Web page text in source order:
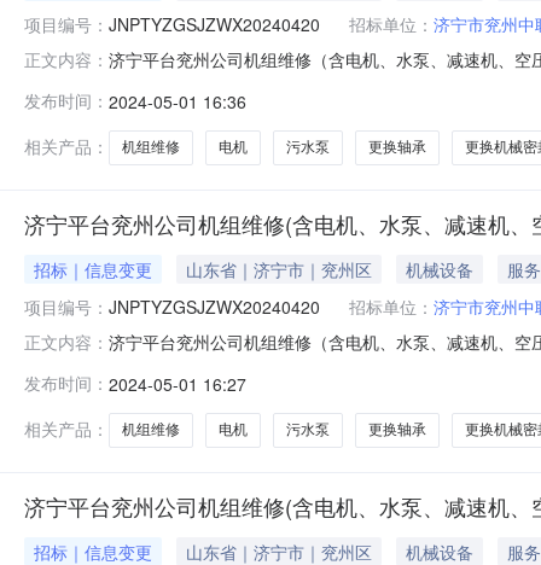
项目编号： JNPTYZGSJZWX20240420 招标单位： 济宁市兖州
正文内容： 济宁平台兖州公司机组维修（含电机、水泵、减速机、
线包125W台6更换轴承（哈尔滨）23124CC/C3W33套
发布时间： 2024-05-01 16:36
相关产品：
机组维修 电机 污水泵 更换轴承 更换机械密
济宁平台兖州公司机组维修(含电机、水泵、减速机、
招标｜信息变更 山东省｜济宁市｜兖州区 机械设备
服务
项目编号： JNPTYZGSJZWX20240420 招标单位： 济宁市兖州
正文内容： 济宁平台兖州公司机组维修（含电机、水泵、减速机、
机、滚筒、减速机维修保养设备安装维修资质2、有近两
需方生产部门对本项目
发布时间： 2024-05-01 16:27
相关产品：
机组维修 电机 污水泵 更换轴承 更换机械密
济宁平台兖州公司机组维修(含电机、水泵、减速机
招标｜信息变更 山东省｜济宁市｜兖州区 机械设备
服务